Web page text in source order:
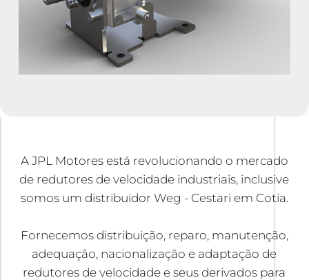
A JPL Motores está revolucionando o mercado
de redutores de velocidade industriais, inclusive
somos um distribuidor Weg - Cestari em Cotia.
Fornecemos distribuição, reparo, manutenção,
adequação, nacionalização e adaptação de
redutores de velocidade e seus derivados para